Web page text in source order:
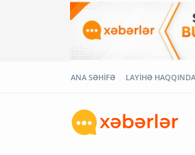
ANA SƏHİFƏ LAYİHƏ HAQQINDA